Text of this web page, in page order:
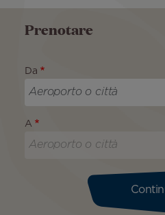
Prenotare
Da
A